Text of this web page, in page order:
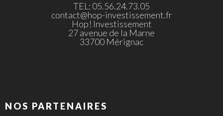
TEL: 05.56.24.73.05
contact@hop-investissement.fr
Hop! Investissement
27 avenue de la Marne
33700 Mérignac
NOS PARTENAIRES